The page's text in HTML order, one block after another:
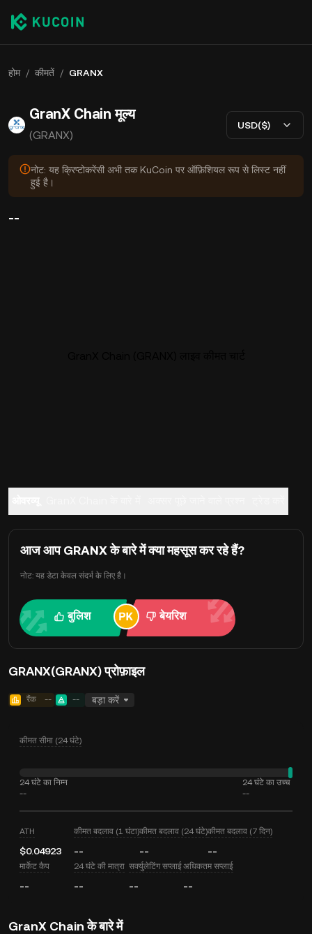
होम / कीमतें / GRANX
GranX Chain मूल्य
(GRANX)
USD($)
नोट: यह क्रिप्टोकरेंसी अभी तक KuCoin पर ऑफ़िशियल रूप से लिस्ट नहीं
हुई है।
--
आज आप GRANX के बारे में क्या महसूस कर रहे हैं?
नोट: यह डेटा केवल संदर्भ के लिए है।
बुलिश बेयरिश
GRANX(GRANX) प्रोफ़ाइल
रैंक -- -- बड़ा करें
कीमत सीमा (24 घंटे)
24 घंटे का निम्न
--
24 घंटे का उच्च
--
ATH
$0.04923
कीमत बदलाव (1 घंटा)
--
कीमत बदलाव (24 घंटे)
--
कीमत बदलाव (7 दिन)
--
मार्केट कैप
--
24 घंटे की मात्रा
--
सर्क्युलेटिंग सप्लाई
--
अधिकतम सप्लाई
--
GranX Chain के बारे में